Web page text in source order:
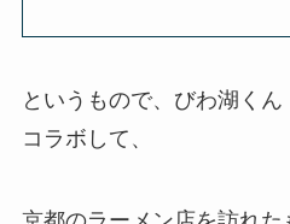
というもので、びわ湖く
コラボして、